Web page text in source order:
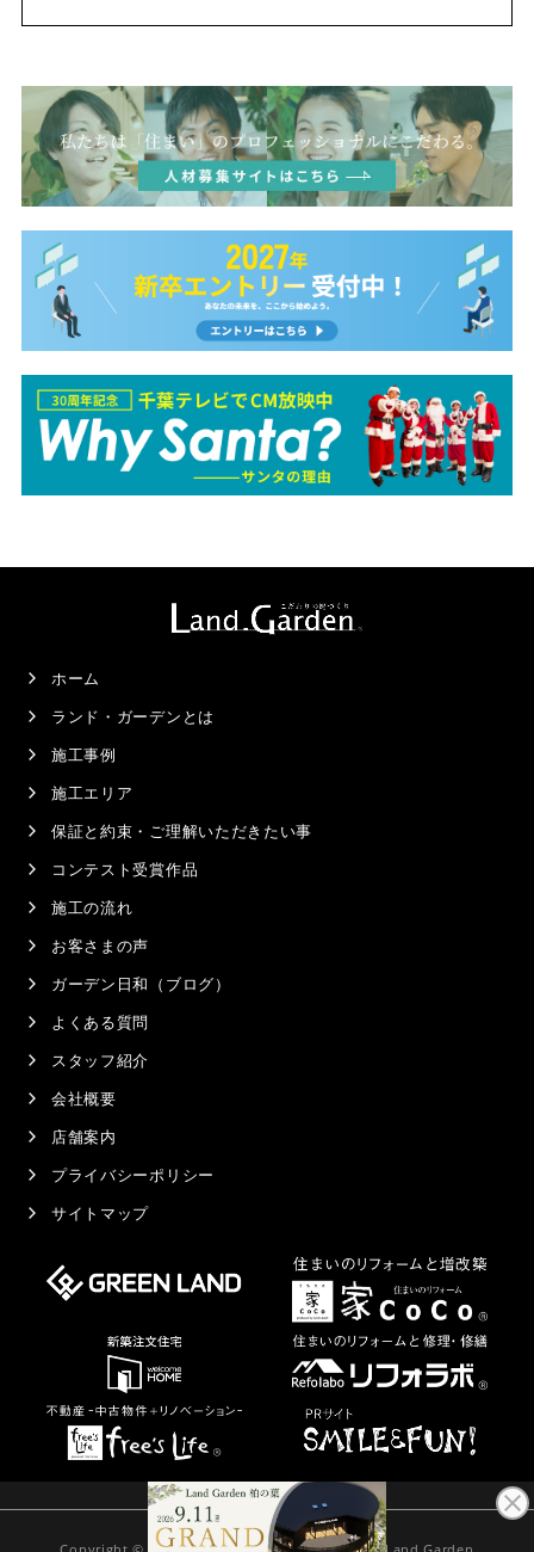
ホーム
ランド・ガーデンとは
施工事例
施工エリア
保証と約束・ご理解いただきたい事
コンテスト受賞作品
施工の流れ
お客さまの声
ガーデン日和（ブログ）
よくある質問
スタッフ紹介
会社概要
店舗案内
プライバシーポリシー
サイトマップ